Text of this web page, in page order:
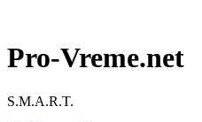
Pro-Vreme.net
S.M.A.R.T.